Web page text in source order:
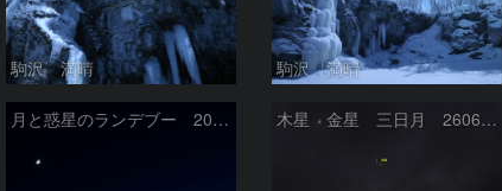
駒沢 満晴 駒沢 満晴
月と惑星のランデブー 2026/06/19 木星 金星 三日月 260618